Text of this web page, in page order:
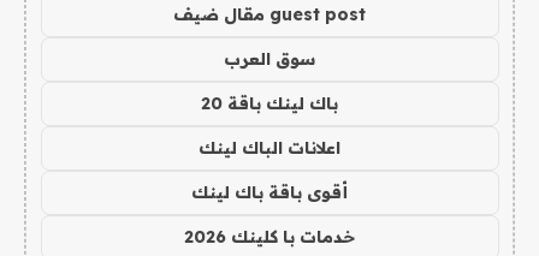
guest post مقال ضيف
سوق العرب
باك لينك باقة 20
اعلانات الباك لينك
أقوى باقة باك لينك
خدمات با كلينك 2026